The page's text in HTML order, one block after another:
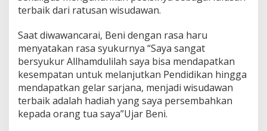
terbaik dari ratusan wisudawan.
Saat diwawancarai, Beni dengan rasa haru
menyatakan rasa syukurnya “Saya sangat
bersyukur Allhamdulilah saya bisa mendapatkan
kesempatan untuk melanjutkan Pendidikan hingga
mendapatkan gelar sarjana, menjadi wisudawan
terbaik adalah hadiah yang saya persembahkan
kepada orang tua saya”Ujar Beni.